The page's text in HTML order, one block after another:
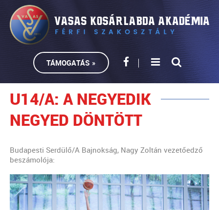
TÁMOGATÁS »
U14/A: A NEGYEDIK
NEGYED DÖNTÖTT
Budapesti Serdülő/A Bajnokság, Nagy Zoltán vezetőedző
beszámolója: